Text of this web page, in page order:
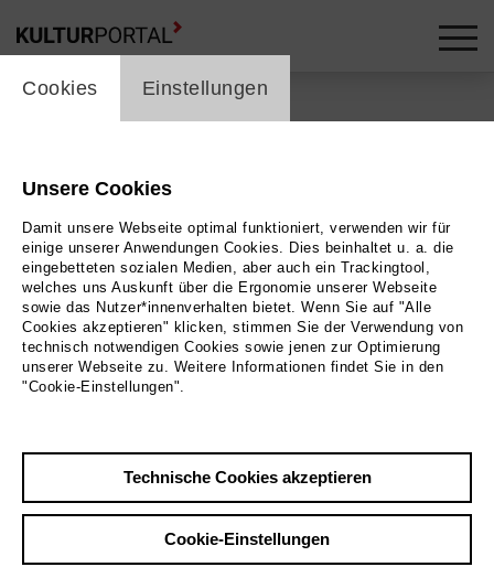
Zurück|Übersicht
Ausstellung | Kunst
Magnifikat
House to House
House to House
cookie_layer
Cookies Einstellungen
Unsere Cookies
Damit unsere Webseite optimal funktioniert, verwenden wir für
einige unserer Anwendungen Cookies. Dies beinhaltet u. a. die
eingebetteten sozialen Medien, aber auch ein Trackingtool,
welches uns Auskunft über die Ergonomie unserer Webseite
sowie das Nutzer*innenverhalten bietet. Wenn Sie auf "Alle
Cookies akzeptieren" klicken, stimmen Sie der Verwendung von
technisch notwendigen Cookies sowie jenen zur Optimierung
unserer Webseite zu. Weitere Informationen findet Sie in den
"Cookie-Einstellungen".
Technische Cookies akzeptieren
Cookie-Einstellungen